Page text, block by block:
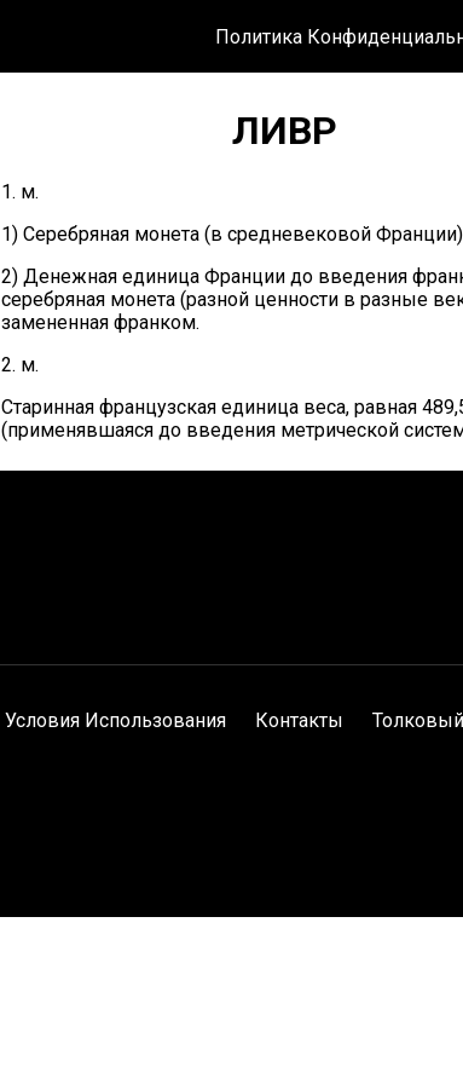
Политика
ЛИВР
1. м.
1) Серебряная монета (в средневековой
2) Денежная единица Франции до введения
серебряная монета (разной ценности в разные
замененная франком.
2. м.
Старинная французская единица веса, равная
(применявшаяся до введения метрической
Условия Использования Контакты